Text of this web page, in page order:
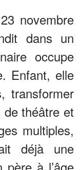
novembre
dans un
occupe
Enfant, elle
transformer
théâtre et
multiples,
déjà une